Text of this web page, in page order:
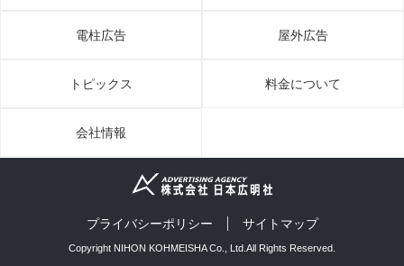
電柱広告 屋外広告
トピックス 料金について
会社情報
プライバシーポリシー サイトマップ
Copyright NIHON KOHMEISHA Co., Ltd.All Rights Reserved.